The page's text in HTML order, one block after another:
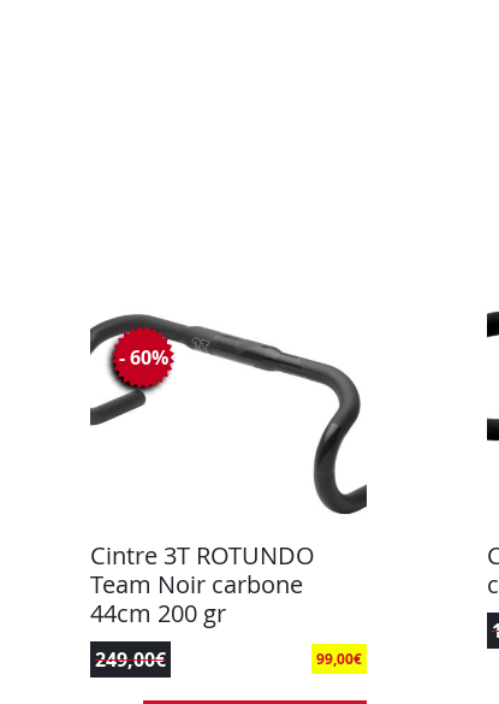
Cintre 3T ROTUNDO
Team Noir carbone
44cm 200 gr
249,00€ 99,00€
- 60%